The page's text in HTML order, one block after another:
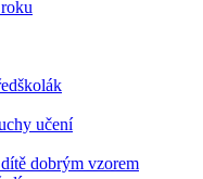
učení
dobrým vzorem